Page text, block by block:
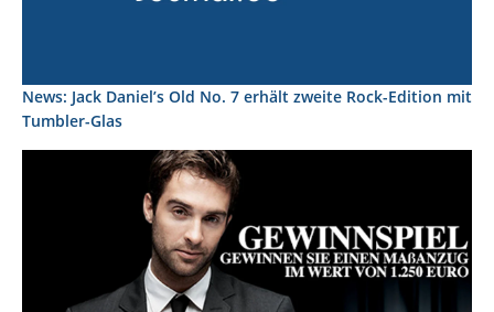
News: Jack Daniel’s Old No. 7 erhält zweite Rock-Edition mit
Tumbler-Glas